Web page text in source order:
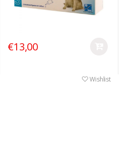
€13,00
Wishlist